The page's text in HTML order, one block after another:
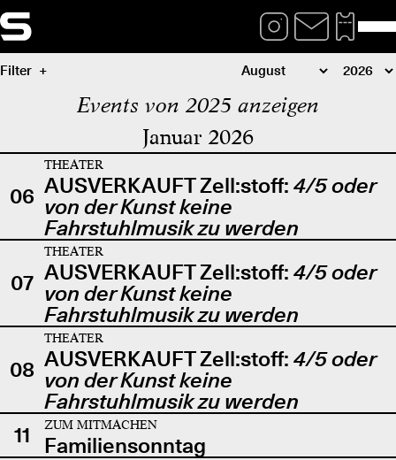
Filter
Events von 2025 anzeigen
Januar 2026
06
THEATER
AUSVERKAUFT Zell:stoff: 4/5 oder
von der Kunst keine
Fahrstuhlmusik zu werden
07
THEATER
AUSVERKAUFT Zell:stoff: 4/5 oder
von der Kunst keine
Fahrstuhlmusik zu werden
08
THEATER
AUSVERKAUFT Zell:stoff: 4/5 oder
von der Kunst keine
Fahrstuhlmusik zu werden
11
ZUM MITMACHEN
Familiensonntag